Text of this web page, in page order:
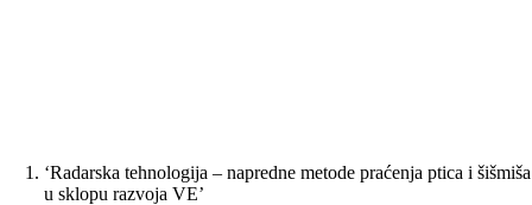
‘Radarska tehnologija – napredne metode praćenja ptica i šišmiša
u sklopu razvoja VE’